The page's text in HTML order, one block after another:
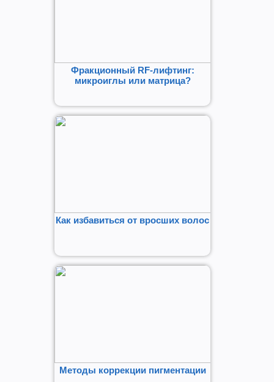
Фракционный RF-лифтинг:
микроиглы или матрица?
Как избавиться от вросших волос
Методы коррекции пигментации